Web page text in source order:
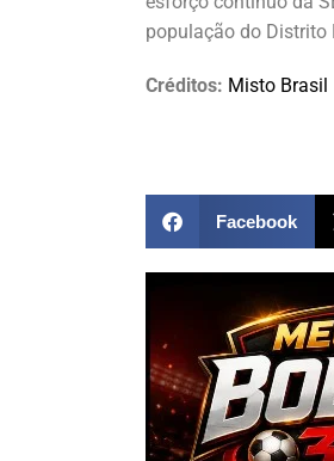
população do Distrito
Créditos: Misto Brasil
Facebook